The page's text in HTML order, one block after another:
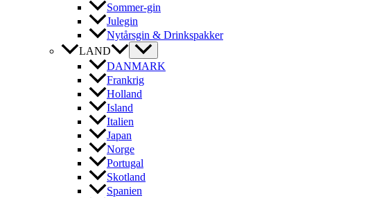
Sommer-gin
Julegin
Nytårsgin & Drinkspakker
LAND
DANMARK
Frankrig
Holland
Island
Italien
Japan
Norge
Portugal
Skotland
Spanien